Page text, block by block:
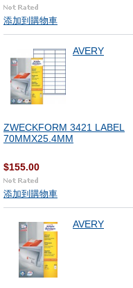
添加到購物車
AVERY
ZWECKFORM 3421 LABEL
70MMX25.4MM
$155.00
添加到購物車
AVERY